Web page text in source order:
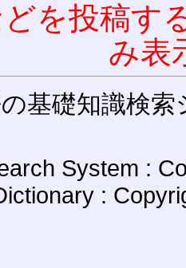
を投稿す
み表
基礎知識検索
System :
: